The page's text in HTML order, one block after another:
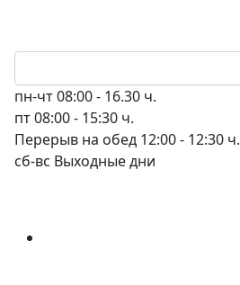
пн-чт08:00 - 16.30 ч.
пт08:00 - 15:30 ч.
Перерыв на обед 12:00 - 12:30 ч.
сб-вс Выходные дни